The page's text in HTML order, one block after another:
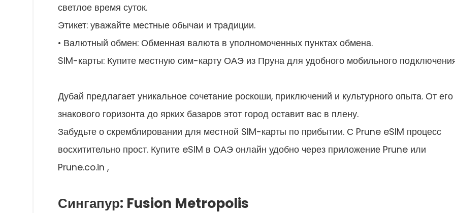
светлое время суток.
Этикет: уважайте местные обычаи и традиции.
• Валютный обмен: Обменная валюта в уполномоченных пунктах обмена.
SIM-карты: Купите местную сим-карту ОАЭ из Пруна для удобного мобильного
Дубай предлагает уникальное сочетание роскоши, приключений и культурного опыта. От его
знакового горизонта до ярких базаров этот город оставит вас в плену.
Забудьте о скремблировании для местной SIM-карты по прибытии. С Prune eSIM процесс
восхитительно прост. Купите eSIM в ОАЭ онлайн удобно через приложение Prune или
Prune.co.in ,
Сингапур: Fusion Metropolis